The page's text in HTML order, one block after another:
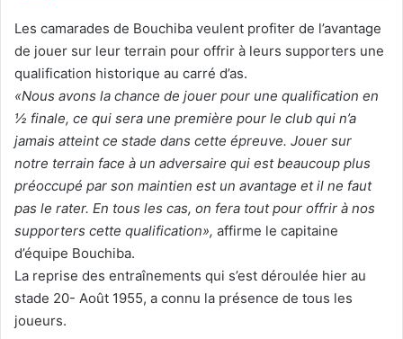
Les camarades de Bouchiba veulent profiter de l’avantage
de jouer sur leur terrain pour offrir à leurs supporters une
qualification historique au carré d’as.
«Nous avons la chance de jouer pour une qualification en
½ finale, ce qui sera une première pour le club qui n’a
jamais atteint ce stade dans cette épreuve. Jouer sur
notre terrain face à un adversaire qui est beaucoup plus
préoccupé par son maintien est un avantage et il ne faut
pas le rater. En tous les cas, on fera tout pour offrir à nos
supporters cette qualification», affirme le capitaine
d’équipe Bouchiba.
La reprise des entraînements qui s’est déroulée hier au
stade 20- Août 1955, a connu la présence de tous les
joueurs.